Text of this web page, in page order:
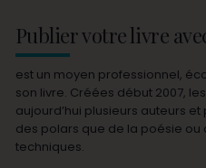
Publier votre livre
est un moyen professionnel,
son livre. Créées début 2007,
aujourd’hui plusieurs auteurs
des polars que de la poésie
techniques.